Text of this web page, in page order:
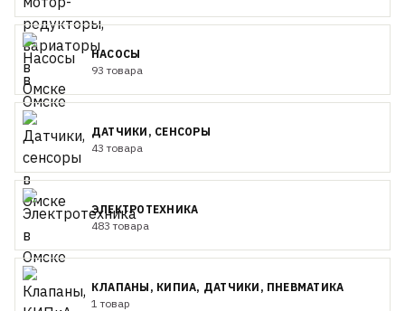
НАСОСЫ
93 товара
ДАТЧИКИ, СЕНСОРЫ
43 товара
ЭЛЕКТРОТЕХНИКА
483 товара
КЛАПАНЫ, КИПИА, ДАТЧИКИ, ПНЕВМАТИКА
1 товар